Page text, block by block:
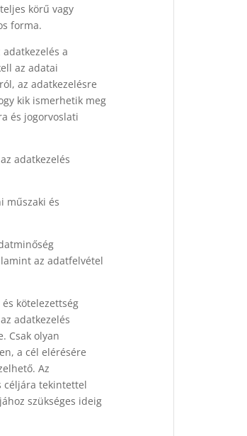
körű vagy
forma.
a
az adatai
az adatkezelésre
kik ismerhetik meg
és jogorvoslati
adatkezelés
műszaki és
az adatfelvétel
kötelezettség
adatkezelés
Csak olyan
a cél elérésére
Az
céljára tekintettel
szükséges ideig